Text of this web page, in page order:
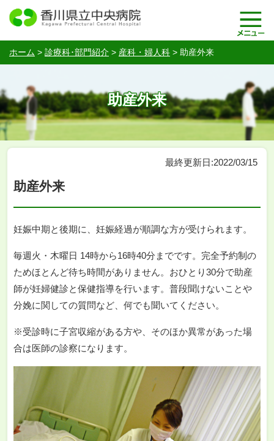
ホーム > 診療科･部門紹介 > 産科・婦人科 > 助産外来
助産外来
最終更新日:2022/03/15
助産外来
妊娠中期と後期に、妊娠経過が順調な方が受けられます。
毎週火・木曜日 14時から16時40分までです。完全予約制の
ためほとんど待ち時間がありません。おひとり30分で助産
師が妊婦健診と保健指導を行います。普段聞けないことや
分娩に関しての質問など、何でも聞いてください。
※受診時に子宮収縮がある方や、そのほか異常があった場
合は医師の診察になります。